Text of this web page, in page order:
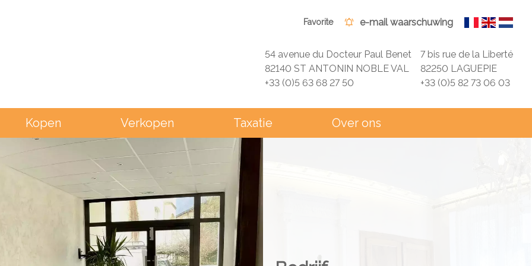
Kopen Verkopen Taxatie Over ons
Favorite e-mail waarschuwing
54 avenue du Docteur Paul Benet
82140 ST ANTONIN NOBLE VAL
+33 (0)5 63 68 27 50
7 bis rue de la Liberté
82250 LAGUEPIE
+33 (0)5 82 73 06 03